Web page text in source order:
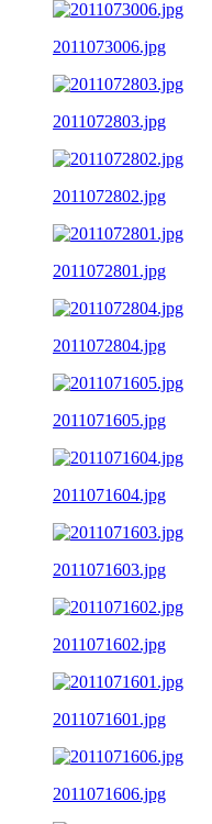
2011073006.jpg
2011072803.jpg
2011072802.jpg
2011072801.jpg
2011072804.jpg
2011071605.jpg
2011071604.jpg
2011071603.jpg
2011071602.jpg
2011071601.jpg
2011071606.jpg